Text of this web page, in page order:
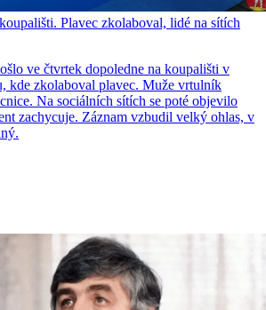
Plavec zkolaboval, lidé na sítích
ve čtvrtek dopoledne na koupališti v
kde zkolaboval plavec. Muže vrtulník
Na sociálních sítích se poté objevilo
zachycuje. Záznam vzbudil velký ohlas, v